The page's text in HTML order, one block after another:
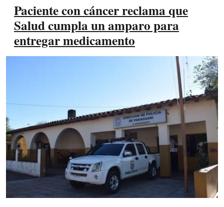
Paciente con cáncer reclama que
Salud cumpla un amparo para
entregar medicamento